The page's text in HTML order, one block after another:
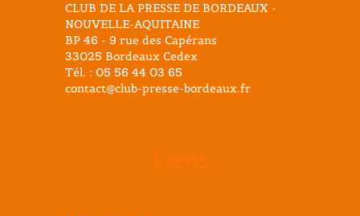
CLUB DE LA PRESSE DE BORDEAUX -
NOUVELLE-AQUITAINE
BP 46 - 9 rue des Capérans
33025 Bordeaux Cedex
Tél. : 05 56 44 03 65
contact@club-presse-bordeaux.fr